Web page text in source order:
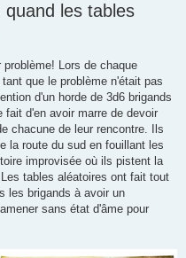
les tables
Lors de chaque
que le problème n'était pas
d'un horde de 3d6 brigands
d'en avoir marre de devoir
chacune de leur rencontre. Ils
la route du sud en fouillant les
improvisée où ils pistent la
tables aléatoires ont fait tout
les brigands à avoir un
sans état d'âme pour